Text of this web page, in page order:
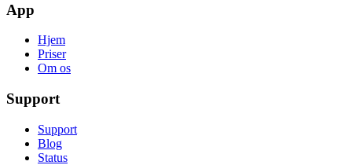
App
Hjem
Priser
Om os
Support
Support
Blog
Status